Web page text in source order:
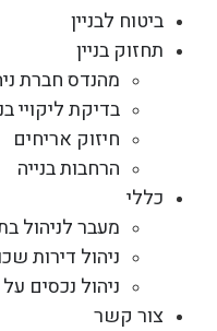
ביטוח לבניין
תחזוק בניין
מהנדס חברת
בדיקת ליקויי
חיזוק אריחים
הרחבות בנייה
כללי
מעבר לניהול
ניהול דירות
ניהול נכסים על
צור קשר